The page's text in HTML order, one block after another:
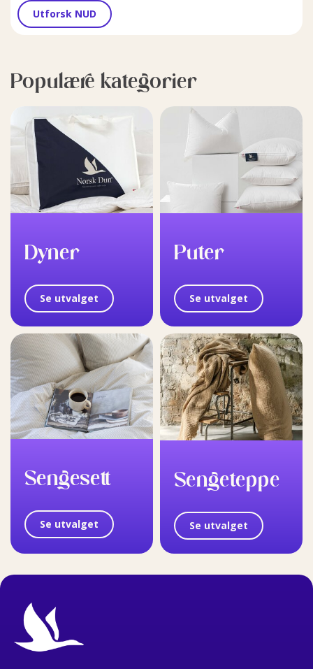
Utforsk NUD
Populære kategorier
Dyner
Se utvalget
Puter
Se utvalget
Sengesett
Se utvalget
Sengeteppe
Se utvalget